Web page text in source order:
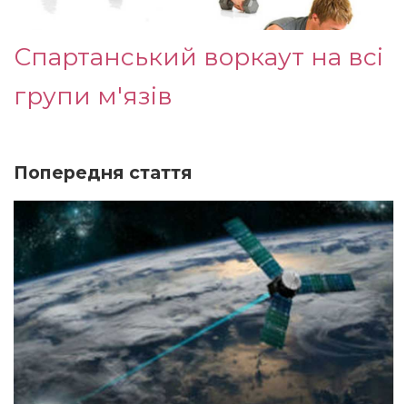
Спартанський воркаут на всі
групи м'язів
Попередня стаття